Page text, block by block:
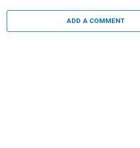
ADD A COMMENT